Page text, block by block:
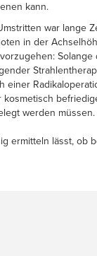
kann.
war lange
in der
einer
werden müssen.
ermitteln lässt, ob